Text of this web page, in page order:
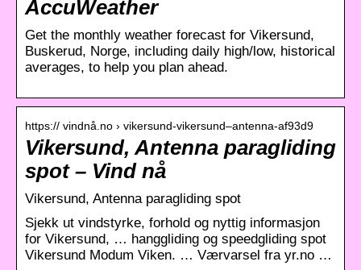
AccuWeather
Get the monthly weather forecast for Vikersund,
Buskerud, Norge, including daily high/low, historical
averages, to help you plan ahead.
https:// vindnå.no › vikersund-vikersund–antenna-af93d9
Vikersund, Antenna paragliding
spot – Vind nå
Vikersund, Antenna paragliding spot
Sjekk ut vindstyrke, forhold og nyttig informasjon
for Vikersund, … hanggliding og speedgliding spot
Vikersund Modum Viken. … Værvarsel fra yr.no …